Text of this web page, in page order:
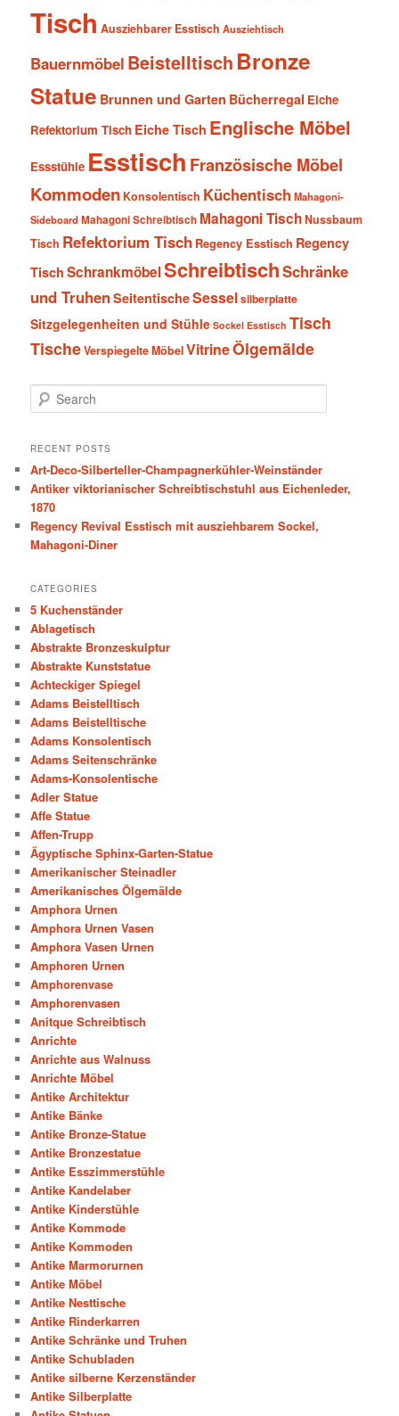
Tisch Ausziehbarer Esstisch Ausziehtisch
Bauernmöbel Beistelltisch Bronze
Statue Brunnen und Garten Bücherregal Eiche
Refektorium Tisch Eiche Tisch Englische Möbel
Essstühle Esstisch Französische Möbel
Kommoden Konsolentisch Küchentisch Mahagoni-
SideboardMahagoni Schreibtisch Mahagoni TischNussbaum
Tisch Refektorium Tisch Regency Esstisch Regency
Tisch SchrankmöbelSchreibtischSchränke
und TruhenSeitentischeSesselsilberplatte
Sitzgelegenheiten und Stühle Sockel Esstisch Tisch
TischeVerspiegelte MöbelVitrineÖlgemälde
e
r
h
RECENT POSTS
Art-Deco-Silberteller-Champagnerkühler-Weinständer
Antiker viktorianischer Schreibtischstuhl aus Eichenleder,
1870
Regency Revival Esstisch mit ausziehbarem Sockel,
Mahagoni-Diner
CATEGORIES
5 Kuchenständer
Ablagetisch
Abstrakte Bronzeskulptur
Abstrakte Kunststatue
Achteckiger Spiegel
Adams Beistelltisch
Adams Beistelltische
Adams Konsolentisch
Adams Seitenschränke
Adams-Konsolentische
Adler Statue
Affe Statue
Affen-Trupp
Ägyptische Sphinx-Garten-Statue
Amerikanischer Steinadler
Amerikanisches Ölgemälde
Amphora Urnen
Amphora Urnen Vasen
Amphora Vasen Urnen
Amphoren Urnen
Amphorenvase
Amphorenvasen
Anitque Schreibtisch
Anrichte
Anrichte aus Walnuss
Anrichte Möbel
Antike Architektur
Antike Bänke
Antike Bronze-Statue
Antike Bronzestatue
Antike Esszimmerstühle
Antike Kandelaber
Antike Kinderstühle
Antike Kommode
Antike Kommoden
Antike Marmorurnen
Antike Möbel
Antike Nesttische
Antike Rinderkarren
Antike Schränke und Truhen
Antike Schubladen
Antike silberne Kerzenständer
Antike Silberplatte